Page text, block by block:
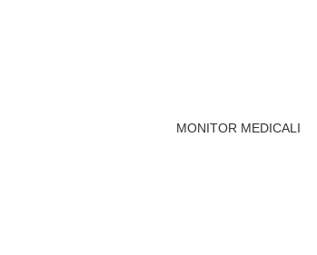
MONITOR MEDICALI